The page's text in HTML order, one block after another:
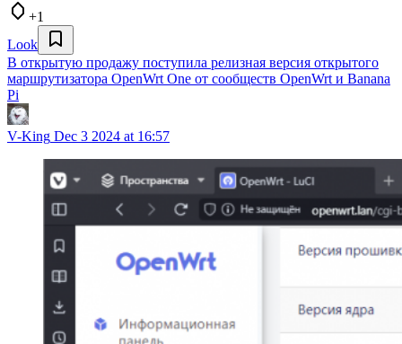
+1
Look
В открытую продажу поступила релизная версия открытого
маршрутизатора OpenWrt One от сообществ OpenWrt и Banana
Pi
V-King Dec 3 2024 at 16:57